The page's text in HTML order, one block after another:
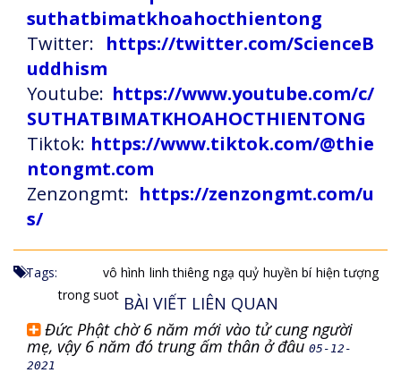
suthatbimatkhoahocthientong
Twitter: https://twitter.com/ScienceB
uddhism
Youtube: https://www.youtube.com/c/
SUTHATBIMATKHOAHOCTHIENTONG
Tiktok: https://www.tiktok.com/@thie
ntongmt.com
Zenzongmt: https://zenzongmt.com/u
s/
Tags: vô hình linh thiêng ngạ quỷ huyền bí hiện tượng
trong suot BÀI VIẾT LIÊN QUAN
Đức Phật chờ 6 năm mới vào tử cung người
mẹ, vậy 6 năm đó trung ấm thân ở đâu 05-12-
2021